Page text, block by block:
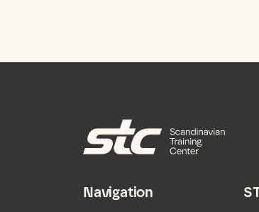
Navigation